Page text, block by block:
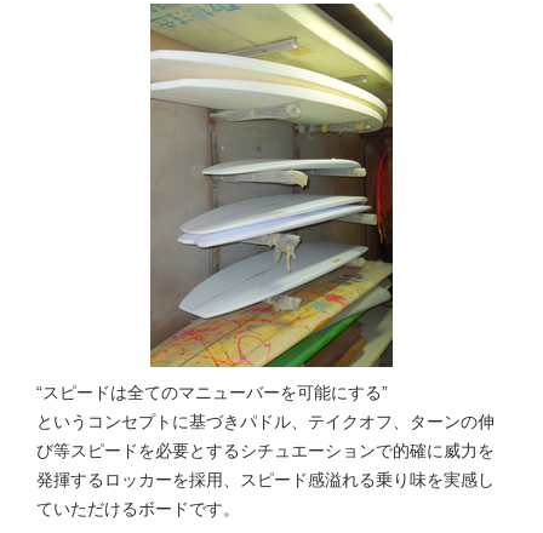
“スピードは全てのマニューバーを可能にする”
というコンセプトに基づきパドル、テイクオフ、ターンの伸
び等スピードを必要とするシチュエーションで的確に威力を
発揮するロッカーを採用、スピード感溢れる乗り味を実感し
ていただけるボードです。